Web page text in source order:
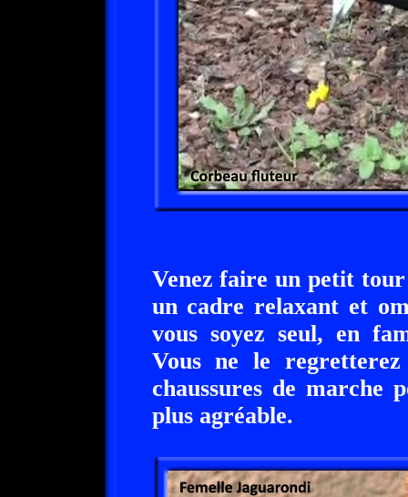
Venez faire un petit tour
un cadre relaxant et
vous soyez seul, en
Vous ne le regretterez
chaussures de marche
plus agréable.